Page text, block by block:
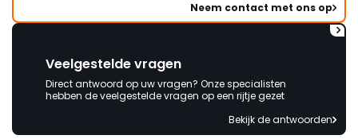
Neem contact met ons op
Veelgestelde vragen
Direct antwoord op uw vragen? Onze specialisten
hebben de veelgestelde vragen op een rijtje gezet
Bekijk de antwoorden